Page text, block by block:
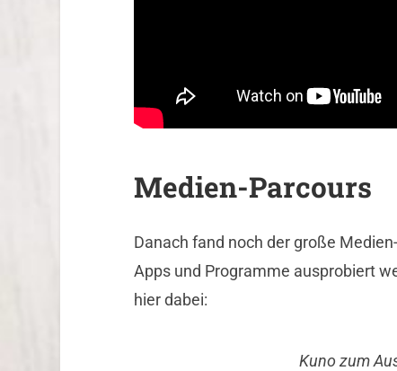
Medien-Parcours
Danach fand noch der große
Apps und Programme ausprobiert
hier dabei:
Kuno zum